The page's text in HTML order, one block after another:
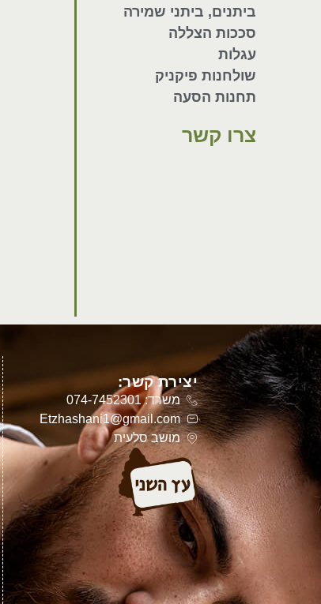
ביתנים, ביתני שמירה
סככות הצללה
עגלות
שולחנות פיקניק
תחנות הסעה
צרו קשר
יצירת קשר:
משרד: 074-7452301
Etzhashani1@gmail.com
מושב סלעית